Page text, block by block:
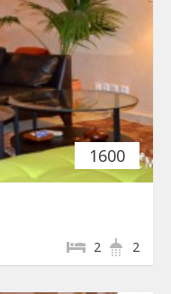
1600
2
2